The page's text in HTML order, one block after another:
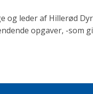
og leder af Hillerød
opgaver, -som